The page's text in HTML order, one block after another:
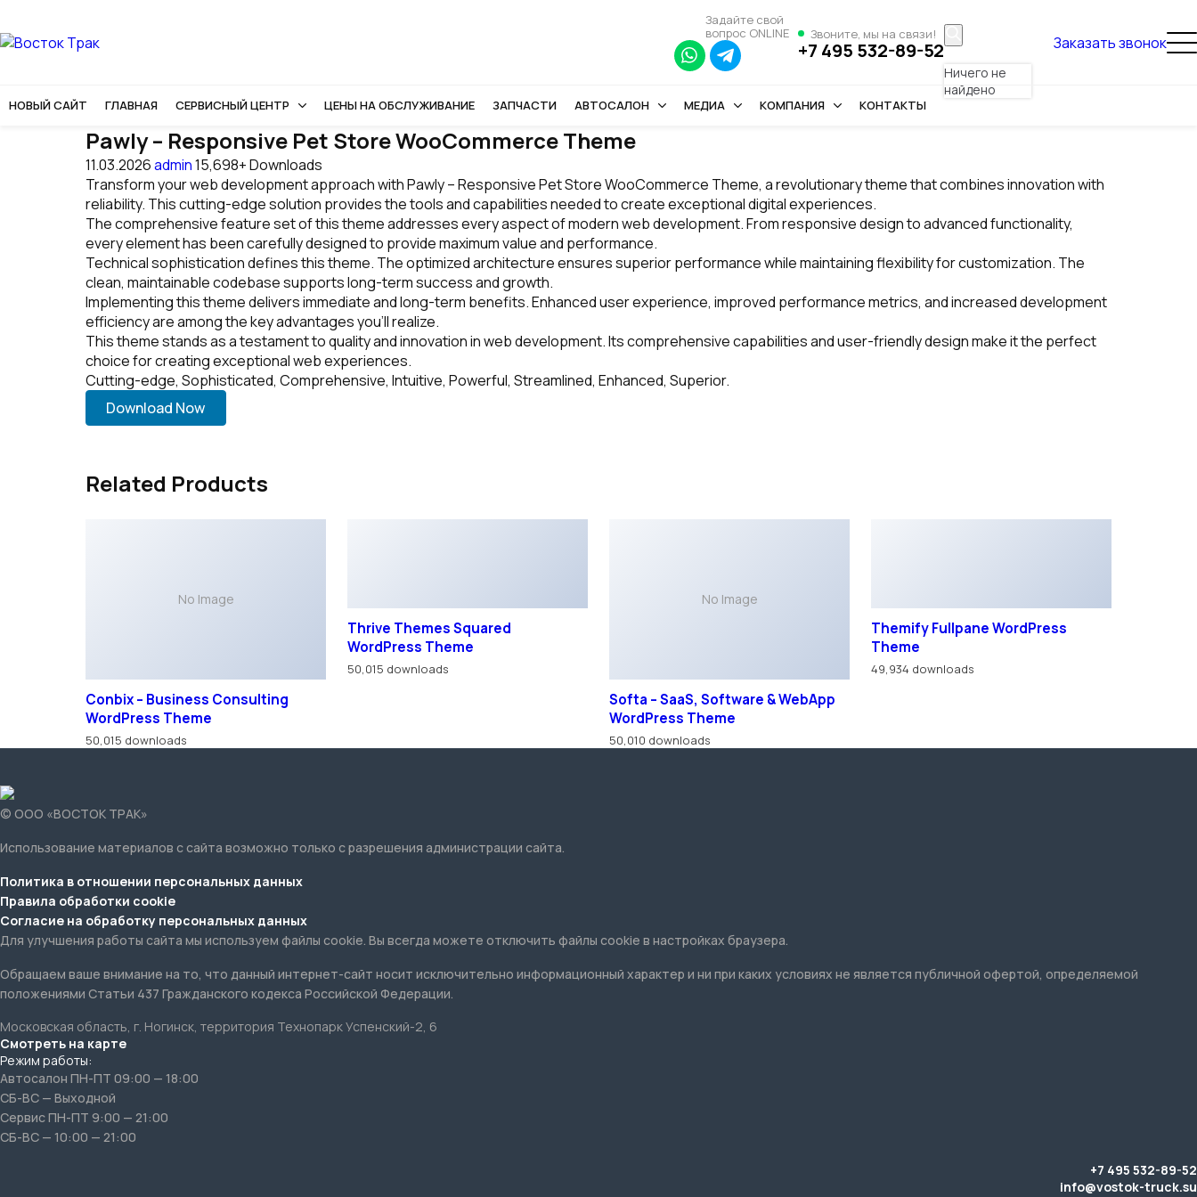
Задайте свой
вопрос ONLINE
Звоните, мы на связи!
+7 495 532-89-52
Ничего не
найдено
Заказать звонок
НОВЫЙ САЙТ ГЛАВНАЯ СЕРВИСНЫЙ ЦЕНТР ЦЕНЫ НА ОБСЛУЖИВАНИЕ ЗАПЧАСТИ АВТОСАЛОН МЕДИА КОМПАНИЯ КОНТАКТЫ
Pawly – Responsive Pet Store WooCommerce Theme
11.03.2026admin15,698+ Downloads
Transform your web development approach with Pawly – Responsive Pet Store WooCommerce Theme, a revolutionary theme that combines innovation with
reliability. This cutting-edge solution provides the tools and capabilities needed to create exceptional digital experiences.
The comprehensive feature set of this theme addresses every aspect of modern web development. From responsive design to advanced functionality,
every element has been carefully designed to provide maximum value and performance.
Technical sophistication defines this theme. The optimized architecture ensures superior performance while maintaining flexibility for customization. The
clean, maintainable codebase supports long-term success and growth.
Implementing this theme delivers immediate and long-term benefits. Enhanced user experience, improved performance metrics, and increased development
efficiency are among the key advantages you'll realize.
This theme stands as a testament to quality and innovation in web development. Its comprehensive capabilities and user-friendly design make it the perfect
choice for creating exceptional web experiences.
Cutting-edge, Sophisticated, Comprehensive, Intuitive, Powerful, Streamlined, Enhanced, Superior.
Download Now
Related Products
No Image
Conbix – Business Consulting
WordPress Theme
50,015 downloads
No Image
Softa – SaaS, Software & WebApp
WordPress Theme
50,010 downloads
© ООО «ВОСТОК ТРАК»
Использование материалов с сайта возможно только с разрешения администрации сайта.
Политика в отношении персональных данных
Правила обработки cookie
Согласие на обработку персональных данных
Для улучшения работы сайта мы используем файлы cookie. Вы всегда можете отключить файлы cookie в настройках браузера.
Обращаем ваше внимание на то, что данный интернет-сайт носит исключительно информационный характер и ни при каких условиях не является публичной офертой, определяемой
положениями Статьи 437 Гражданского кодекса Российской Федерации.
Московская область, г. Ногинск, территория Технопарк Успенский-2, 6
Смотреть на карте
Режим работы:
Автосалон ПН-ПТ 09:00 — 18:00
СБ-ВС — Выходной
Сервис ПН-ПТ 9:00 — 21:00
СБ-ВС — 10:00 — 21:00
+7 495 532-89-52
info@vostok-truck.su